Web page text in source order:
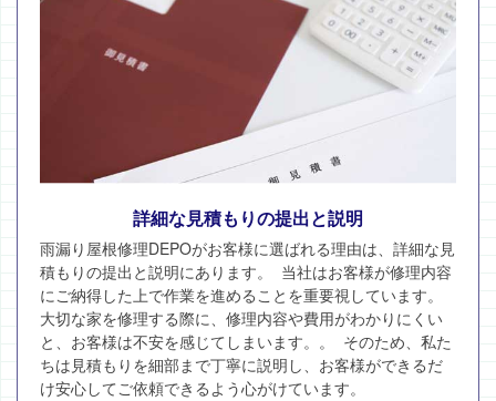
詳細な見積もりの提出と説明
雨漏り屋根修理DEPOがお客様に選ばれる理由は、詳細な見
積もりの提出と説明にあります。 当社はお客様が修理内容
にご納得した上で作業を進めることを重要視しています。
大切な家を修理する際に、修理内容や費用がわかりにくい
と、お客様は不安を感じてしまいます。。 そのため、私た
ちは見積もりを細部まで丁寧に説明し、お客様ができるだ
け安心してご依頼できるよう心がけています。